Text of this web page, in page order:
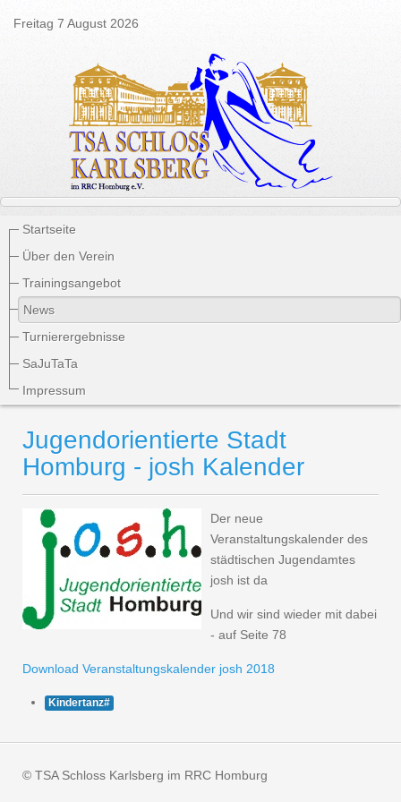
Freitag 7 August 2026
Startseite
Über den Verein
Trainingsangebot
News
Turnierergebnisse
SaJuTaTa
Impressum
Jugendorientierte Stadt
Homburg - josh Kalender
Der neue
Veranstaltungskalender des
städtischen Jugendamtes
josh ist da
Und wir sind wieder mit dabei
- auf Seite 78
Download Veranstaltungskalender josh 2018
Kindertanz#
© TSA Schloss Karlsberg im RRC Homburg